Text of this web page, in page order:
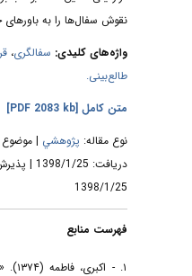
نقوش سفال‌ها را به
واژه‌های کلیدی:سفالگری،
طالع‌بینی.
متن کامل[PDF 2083 kb]
نوع مقاله:پژوهشي| موضوع
1398/1/25
فهرست منابع
۱. -